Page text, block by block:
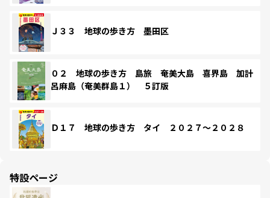
Ｊ３３ 地球の歩き方 墨田区
０２ 地球の歩き方 島旅 奄美大島 喜界島 加計
呂麻島（奄美群島１） ５訂版
Ｄ１７ 地球の歩き方 タイ ２０２７～２０２８
特設ページ